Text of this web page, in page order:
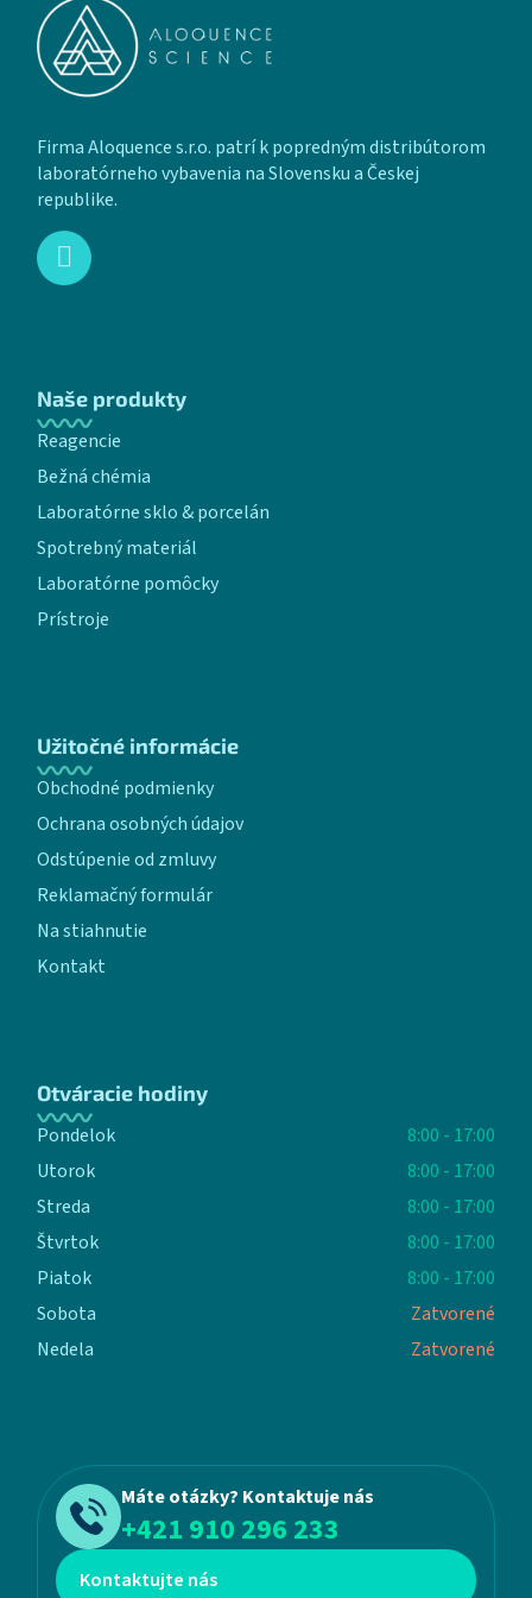
Firma Aloquence s.r.o. patrí k popredným distribútorom
laboratórneho vybavenia na Slovensku a Českej
republike.
Naše produkty
Reagencie
Bežná chémia
Laboratórne sklo & porcelán
Spotrebný materiál
Laboratórne pomôcky
Prístroje
Užitočné informácie
Obchodné podmienky
Ochrana osobných údajov
Odstúpenie od zmluvy
Reklamačný formulár
Na stiahnutie
Kontakt
Otváracie hodiny
Pondelok
8:00 - 17:00
Utorok
8:00 - 17:00
Streda
8:00 - 17:00
Štvrtok
8:00 - 17:00
Piatok
8:00 - 17:00
Sobota
Zatvorené
Nedela
Zatvorené
Máte otázky? Kontaktuje nás
+421 910 296 233
Kontaktujte nás